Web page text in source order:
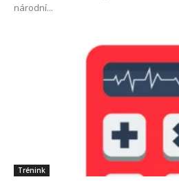
národní...
Trénink